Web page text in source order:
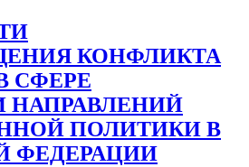
КОНФЛИКТА
СФЕРЕ
НАПРАВЛЕНИЙ
ПОЛИТИКИ В
ФЕДЕРАЦИИ